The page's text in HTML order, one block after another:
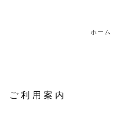
ホーム
ご利用案内